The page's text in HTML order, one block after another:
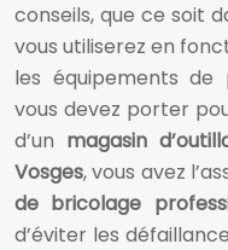
conseils, que ce soit
vous utiliserez en
les équipements de
vous devez porter
d’un magasin
Vosges, vous avez
de bricolage
d’éviter les